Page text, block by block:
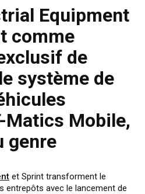
Equipment
comme
de
système de
Matics Mobile,
genre
et Sprint transforment le
entrepôts avec le lancement de